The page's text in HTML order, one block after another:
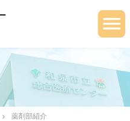
chevron_right 薬剤部紹介